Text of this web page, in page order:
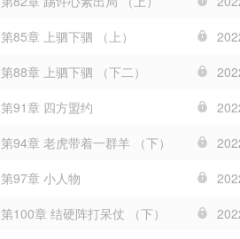
第85章 上驷下驷 （上）
第88章 上驷下驷 （下二）
第91章 四方盟约
第94章 老虎带着一群羊 （下）
第97章 小人物
第100章 结硬阵打呆仗 （下）